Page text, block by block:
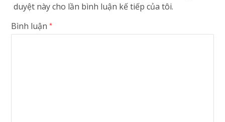
duyệt này cho lần bình luận kế tiếp của tôi.
Bình luận*